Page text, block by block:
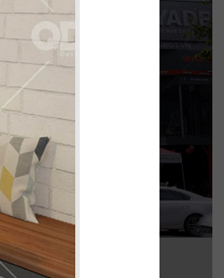
chủ đầu tư cho
tiên tại Biên